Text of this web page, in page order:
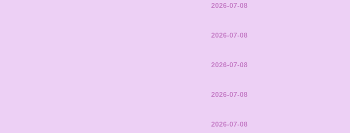
2026-07-08
2026-07-08
2026-07-08
2026-07-08
2026-07-08